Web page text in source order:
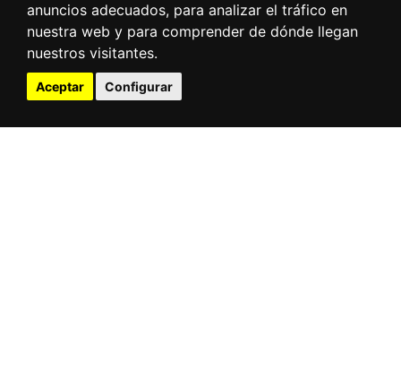
anuncios adecuados, para analizar el tráfico en
nuestra web y para comprender de dónde llegan
nuestros visitantes.
Aceptar Configurar